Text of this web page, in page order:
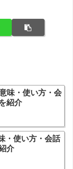
味・使い方・会
紹介
・使い方・会話
介